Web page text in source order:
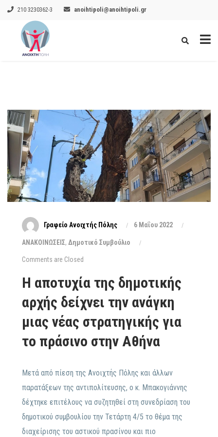
210 3230362-3 anoihtipoli@anoihtipoli.gr
Γραφείο Ανοιχτής Πόλης 6 Μαΐου 2022
ΑΝΑΚΟΙΝΩΣΕΙΣ, Δημοτικό Συμβούλιο
Comments are Closed
Η αποτυχία της δημοτικής
αρχής δείχνει την ανάγκη
μιας νέας στρατηγικής για
το πράσινο στην Αθήνα
Μετά από πίεση της Ανοιχτής Πόλης και άλλων
παρατάξεων της αντιπολίτευσης, ο κ. Μπακογιάννης
δέχτηκε επιτέλους να συζητηθεί στη συνεδρίαση του
δημοτικού συμβουλίου την Τετάρτη 4/5 το θέμα της
διαχείρισης του αστικού πρασίνου και πιο